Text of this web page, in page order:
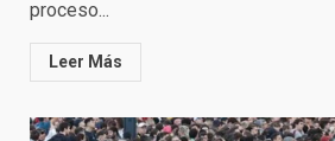
proceso...
Leer Más